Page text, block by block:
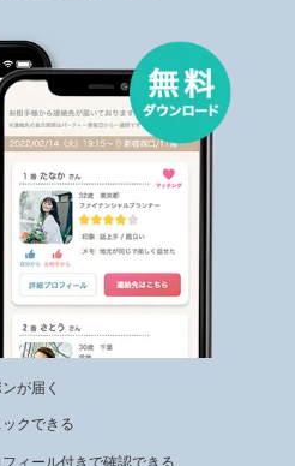
が届く
クできる
ィール付きで確認できる